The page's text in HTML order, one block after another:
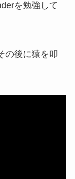
を勉強して
の後に猿を叩